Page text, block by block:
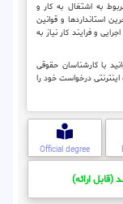
به اشتغال به کار و
استانداردها و قوانین
و فرایند کار نیاز به
با کارشناسان حقوقی
درخواست خود را
Official degree
ارائه)